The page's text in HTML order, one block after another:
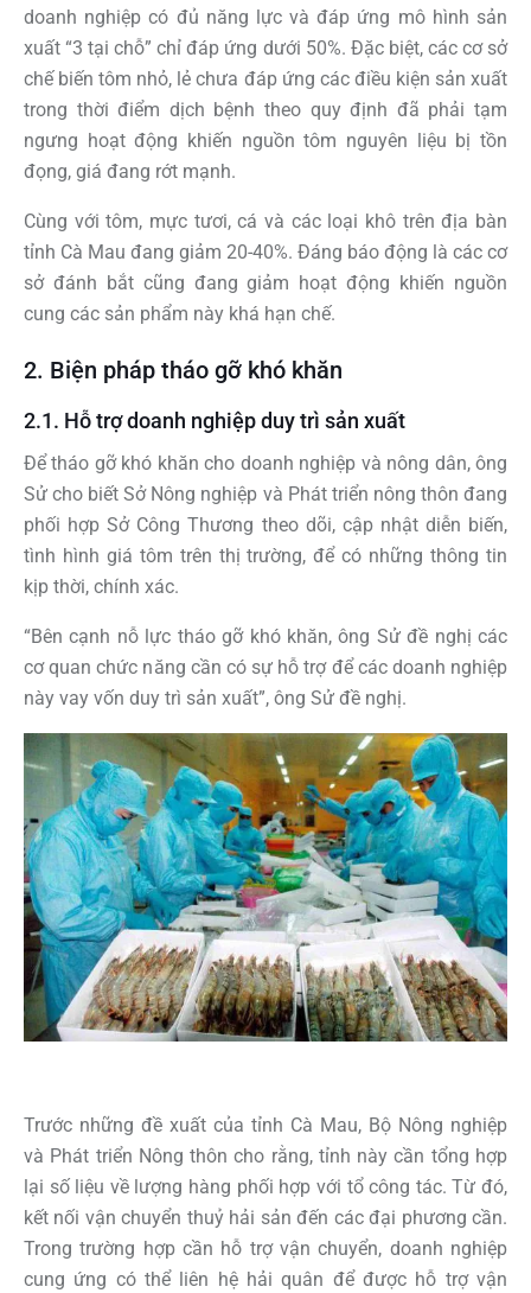
doanh nghiệp có đủ năng lực và đáp ứng mô hình sản
xuất “3 tại chỗ” chỉ đáp ứng dưới 50%. Đặc biệt, các cơ sở
chế biến tôm nhỏ, lẻ chưa đáp ứng các điều kiện sản xuất
trong thời điểm dịch bệnh theo quy định đã phải tạm
ngưng hoạt động khiến nguồn tôm nguyên liệu bị tồn
đọng, giá đang rớt mạnh.
Cùng với tôm, mực tươi, cá và các loại khô trên địa bàn
tỉnh Cà Mau đang giảm 20-40%. Đáng báo động là các cơ
sở đánh bắt cũng đang giảm hoạt động khiến nguồn
cung các sản phẩm này khá hạn chế.
2. Biện pháp tháo gỡ khó khăn
2.1. Hỗ trợ doanh nghiệp duy trì sản xuất
Để tháo gỡ khó khăn cho doanh nghiệp và nông dân, ông
Sử cho biết Sở Nông nghiệp và Phát triển nông thôn đang
phối hợp Sở Công Thương theo dõi, cập nhật diễn biến,
tình hình giá tôm trên thị trường, để có những thông tin
kịp thời, chính xác.
“Bên cạnh nỗ lực tháo gỡ khó khăn, ông Sử đề nghị các
cơ quan chức năng cần có sự hỗ trợ để các doanh nghiệp
này vay vốn duy trì sản xuất”, ông Sử đề nghị.
Trước những đề xuất của tỉnh Cà Mau, Bộ Nông nghiệp
và Phát triển Nông thôn cho rằng, tỉnh này cần tổng hợp
lại số liệu về lượng hàng phối hợp với tổ công tác. Từ đó,
kết nối vận chuyển thuỷ hải sản đến các đại phương cần.
Trong trường hợp cần hỗ trợ vận chuyển, doanh nghiệp
cung ứng có thể liên hệ hải quân để được hỗ trợ vận